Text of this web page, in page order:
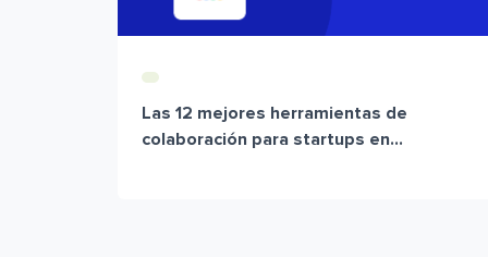
Las 12 mejores herramientas de
colaboración para startups en...